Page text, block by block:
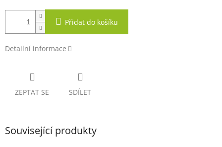
Přidat do košíku
Detailní informace
ZEPTAT SE SDÍLET
Související produkty